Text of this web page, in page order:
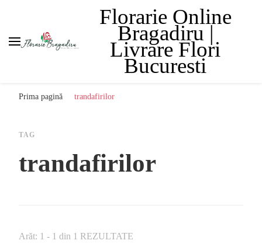
Florarie Online
Bragadiru |
Livrare Flori
Bucuresti
Prima pagină trandafirilor
TAG
trandafirilor
Arăt: 1 - 1 din 1 REZULTATE